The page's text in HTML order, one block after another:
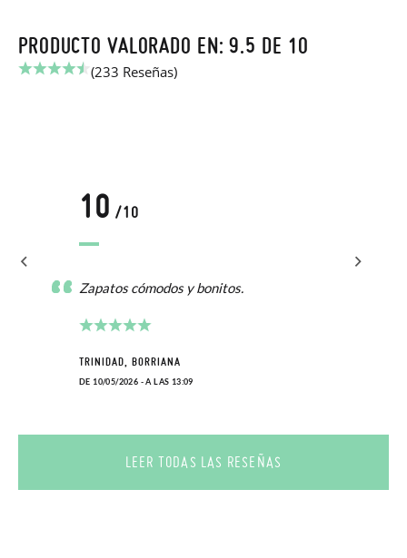
PRODUCTO VALORADO EN: 9.5 DE 10
(233 Reseñas)
10 /10
Zapatos cómodos y bonitos.
TRINIDAD, BORRIANA
DE 10/05/2026 - A LAS 13:09
LEER TODAS LAS RESEÑAS